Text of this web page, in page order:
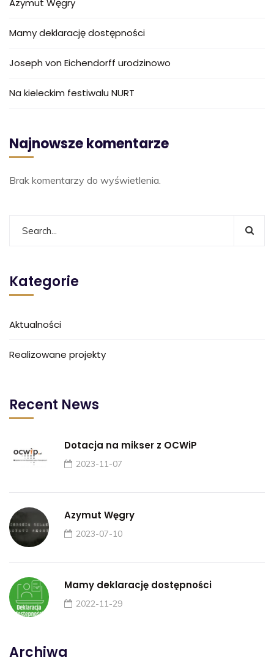
Azymut Węgry
Mamy deklarację dostępności
Joseph von Eichendorff urodzinowo
Na kieleckim festiwalu NURT
Najnowsze komentarze
Brak komentarzy do wyświetlenia.
Kategorie
Aktualności
Realizowane projekty
Recent News
Dotacja na mikser z OCWiP
2023-11-07
Azymut Węgry
2023-07-10
Mamy deklarację dostępności
2022-11-29
Archiwa